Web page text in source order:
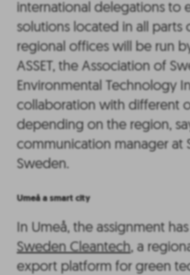
international delegations to
solutions located in all parts
regional offices will be run
ASSET, the Association of
Environmental Technology
collaboration with different
depending on the region,
communication manager at
Sweden.
Umeå a smart city
In Umeå, the assignment
Sweden Cleantech, a
export platform for green